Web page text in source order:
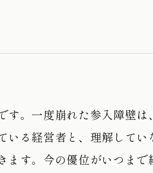
す。一度崩れた参入障壁は
いる経営者と、理解してい
ます。今の優位がいつまで